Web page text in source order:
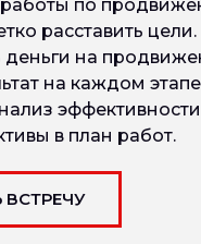
по
расставить
деньги на
на каждом
в план работ.
ВСТРЕЧУ